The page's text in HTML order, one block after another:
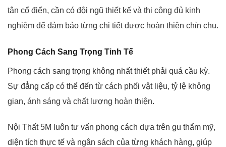
tân cổ điển, cần có đội ngũ thiết kế và thi công đủ kinh
nghiệm để đảm bảo từng chi tiết được hoàn thiện chỉn chu.
Phong Cách Sang Trọng Tinh Tế
Phong cách sang trọng không nhất thiết phải quá cầu kỳ.
Sự đẳng cấp có thể đến từ cách phối vật liệu, tỷ lệ không
gian, ánh sáng và chất lượng hoàn thiện.
Nội Thất 5M luôn tư vấn phong cách dựa trên gu thẩm mỹ,
diện tích thực tế và ngân sách của từng khách hàng, giúp